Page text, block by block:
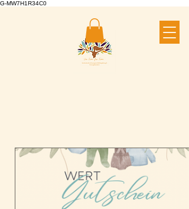
G-MW7H1R34C0